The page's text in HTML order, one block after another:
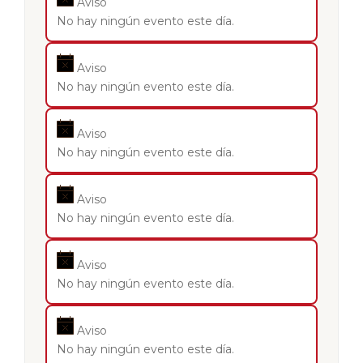
No hay ningún evento este día.
Aviso
No hay ningún evento este día.
Aviso
No hay ningún evento este día.
Aviso
No hay ningún evento este día.
Aviso
No hay ningún evento este día.
Aviso
No hay ningún evento este día.